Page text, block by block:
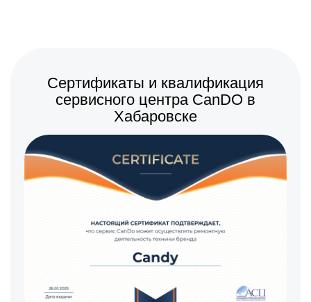
Замена подсветки
1500 р
Заказать
Прошивка / разблокировка
900 р
Замена сигнальной платы Заказать
Замена резистора Заказать
1500 р
Замена платы обработки
1800 р
1600 р
Замена кнопок
управления
1200 р
Заказать
Сертификаты и квалификация
сервисного центра CanDO в
Хабаровске